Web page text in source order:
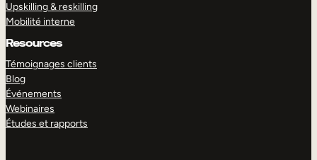
Upskilling & reskilling
Mobilité interne
Resources
Témoignages clients
Blog
Événements
Webinaires
Études et rapports